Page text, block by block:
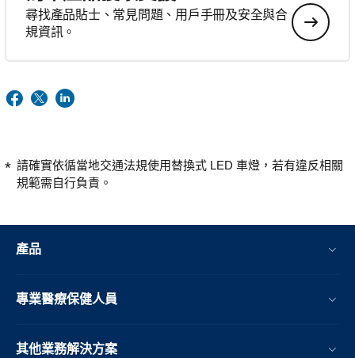
尋找產品貼士、常見問題、用戶手冊及安全與合
規資訊。
請確實依循當地交通法規使用替換式 LED 車燈，若有違反相關
規範需自行負責。
產品
專業醫療保健人員
其他業務解決方案​